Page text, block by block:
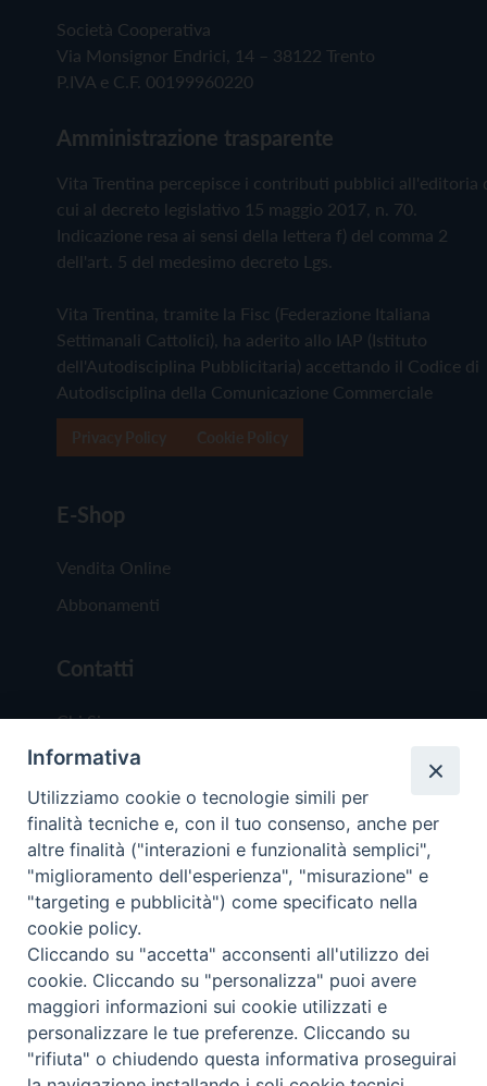
Società Cooperativa
Via Monsignor Endrici, 14 – 38122 Trento
P.IVA e C.F. 00199960220
Amministrazione trasparente
Vita Trentina percepisce i contributi pubblici all'editoria
cui al decreto legislativo 15 maggio 2017, n. 70.
Indicazione resa ai sensi della lettera f) del comma 2
dell'art. 5 del medesimo decreto Lgs.
Vita Trentina, tramite la Fisc (Federazione Italiana
Settimanali Cattolici), ha aderito allo IAP (Istituto
dell'Autodisciplina Pubblicitaria) accettando il Codice di
Autodisciplina della Comunicazione Commerciale
E-Shop
Vendita Online
Abbonamenti
Contatti
Chi Siamo
Redazione
Scrivici
Copyright © 2019 - Tutti i diritti riservati - Vita
Trentina Editrice
Privacy Policy
Torna
Informativa
Utilizziamo cookie o tecnologie simili per
finalità tecniche e, con il tuo consenso, anche per
altre finalità ("interazioni e funzionalità semplici",
"miglioramento dell'esperienza", "misurazione" e
"targeting e pubblicità") come specificato nella
cookie policy.
Cliccando su "accetta" acconsenti all'utilizzo dei
cookie. Cliccando su "personalizza" puoi avere
maggiori informazioni sui cookie utilizzati e
personalizzare le tue preferenze. Cliccando su
"rifiuta" o chiudendo questa informativa proseguirai